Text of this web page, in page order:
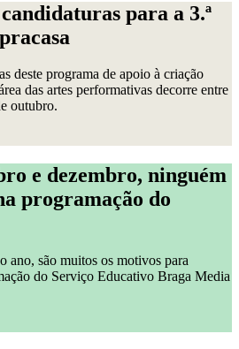
para a 3.ª
deste programa de apoio à criação
das artes performativas decorre entre
outubro.
e dezembro, ninguém
programação do
ano, são muitos os motivos para
do Serviço Educativo Braga Media